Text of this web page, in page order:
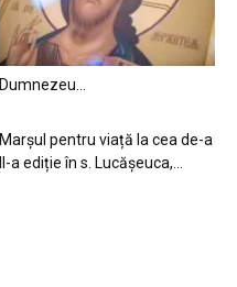
Dumnezeu…
Marșul pentru viață la cea de-a
II-a ediție în s. Lucășeuca,...